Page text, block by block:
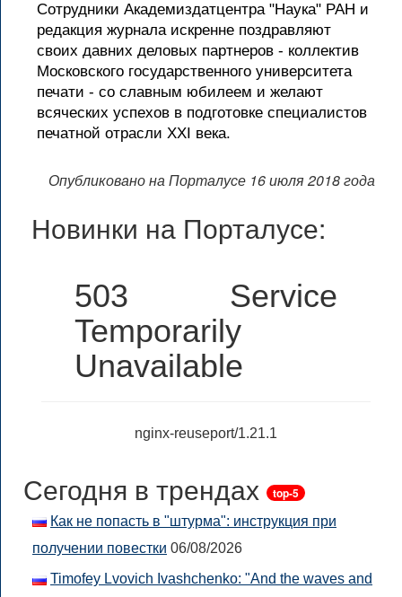
Сотрудники Академиздатцентра "Наука" РАН и
редакция журнала искренне поздравляют
своих давних деловых партнеров - коллектив
Московского государственного университета
печати - со славным юбилеем и желают
всяческих успехов в подготовке специалистов
печатной отрасли XXI века.
Опубликовано на Порталусе 16 июля 2018 года
Новинки на Порталусе:
503 Service
Temporarily
Unavailable
nginx-reuseport/1.21.1
Сегодня в трендах top-5
Как не попасть в "штурма": инструкция при
получении повестки 06/08/2026
Timofey Lvovich Ivashchenko: "And the waves and